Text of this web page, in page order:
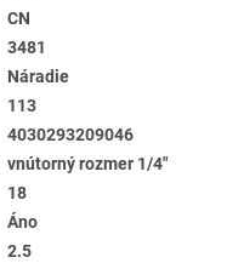
CN
3481
Náradie
113
4030293209046
vnútorný rozmer 1/4"
18
Áno
2.5